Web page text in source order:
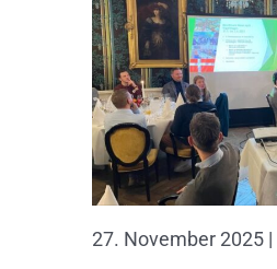
27. November 2025 |